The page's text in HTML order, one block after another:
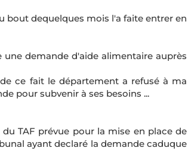
bout dequelques mois l'a faite entrer en
demande d'aide alimentaire auprès
ce fait le département a refusé à ma
pour subvenir à ses besoins ...
TAF prévue pour la mise en place de
ayant declaré la demande caduque